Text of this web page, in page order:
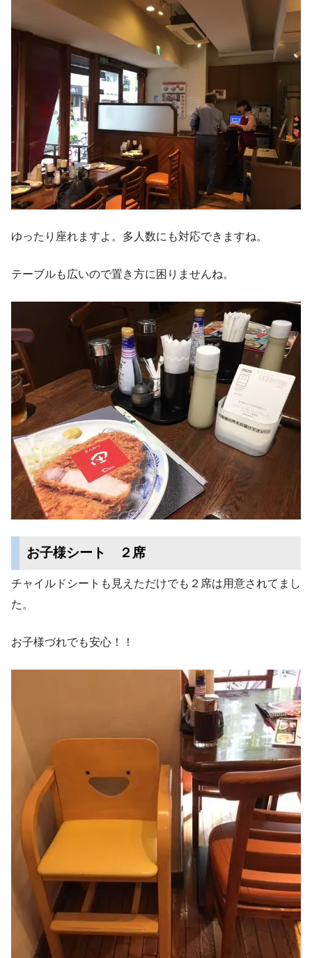
ゆったり座れますよ。多人数にも対応できますね。
テーブルも広いので置き方に困りませんね。
お子様シート ２席
チャイルドシートも見えただけでも２席は用意されてまし
た。
お子様づれでも安心！！